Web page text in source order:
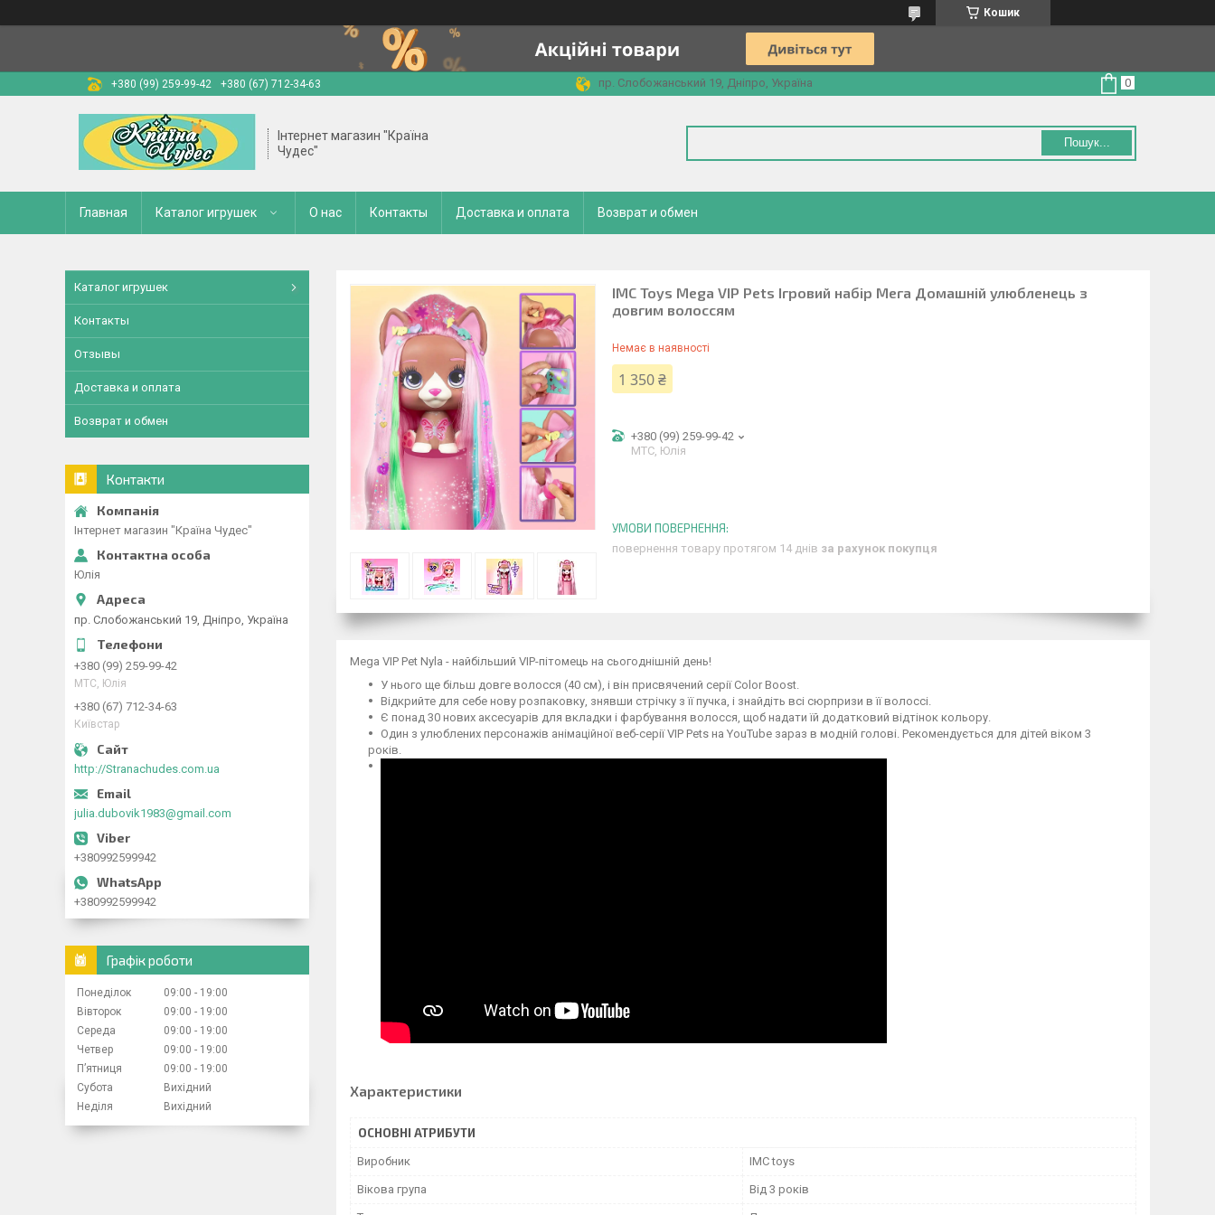
Кошик
+380 (99) 259-99-42 +380 (67) 712-34-63 пр. Слобожанський 19, Дніпро, Україна
Інтернет магазин "Країна
Чудес"
Пошук...
Главная Каталог игрушек О нас Контакты Доставка и оплата Возврат и обмен
IMC Toys Mega VIP Pets Ігровий набір Мега Домашній улюбленець з
довгим волоссям
Немає в наявності
1 350 ₴
+380 (99) 259-99-42
МТС, Юлія
повернення товару протягом 14 днів за рахунок покупця
Mega VIP Pet Nyla - найбільший VIP-пітомець на сьогоднішній день!
У нього ще більш довге волосся (40 см), і він присвячений серії Color Boost.
Відкрийте для себе нову розпаковку, знявши стрічку з її пучка, і знайдіть всі сюрпризи в її волоссі.
Є понад 30 нових аксесуарів для вкладки і фарбування волосся, щоб надати їй додатковий відтінок кольору.
Один з улюблених персонажів анімаційної веб-серії VIP Pets на YouTube зараз в модній голові. Рекомендується для дітей віком 3
років.
Характеристики
ОСНОВНІ АТРИБУТИ
Виробник IMC toys
Вікова група Від 3 років
Каталог игрушек
Контакты
Отзывы
Доставка и оплата
Возврат и обмен
Контакти
Інтернет магазин "Країна Чудес"
Юлія
пр. Слобожанський 19, Дніпро, Україна
+380 (99) 259-99-42
МТС, Юлія
+380 (67) 712-34-63
Київстар
http://Stranachudes.com.ua
julia.dubovik1983@gmail.com
+380992599942
+380992599942
Графік роботи
Понеділок 09:00
19:00
Вівторок
09:00
19:00
Середа
09:00
19:00
Четвер
09:00
19:00
Пʼятниця
09:00
19:00
Субота
Вихідний
Неділя
Вихідний